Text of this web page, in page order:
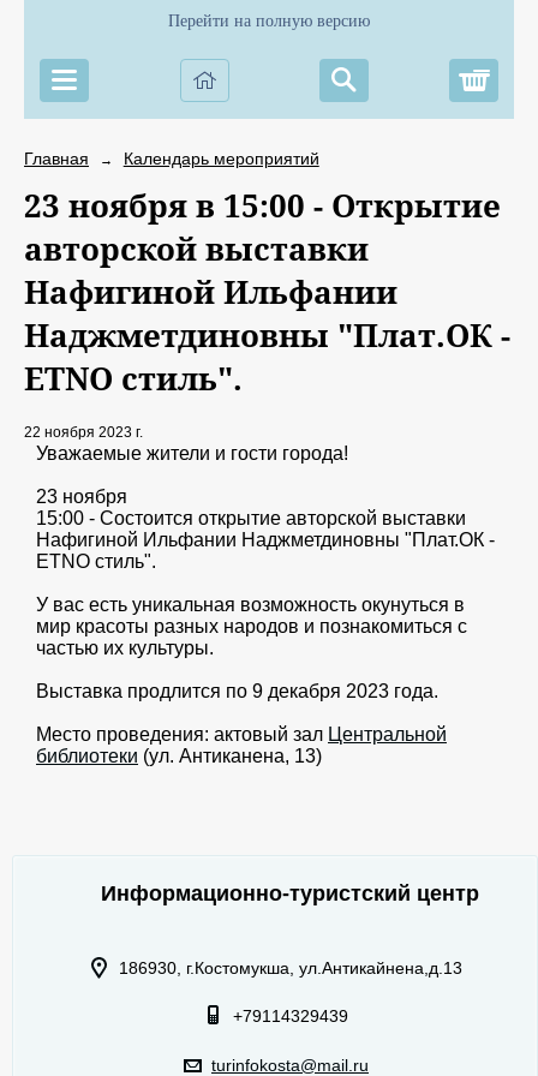
Перейти на полную версию
Главная → Календарь мероприятий
23 ноября в 15:00 - Открытие
авторской выставки
Нафигиной Ильфании
Наджметдиновны "Плат.ОК -
ETNO стиль".
22 ноября 2023 г.
Уважаемые жители и гости города!
23 ноября
15:00 - Состоится открытие авторской выставки
Нафигиной Ильфании Наджметдиновны "Плат.ОК -
ETNO стиль".
У вас есть уникальная возможность окунуться в
мир красоты разных народов и познакомиться с
частью их культуры.
Выставка продлится по 9 декабря 2023 года.
Место проведения: актовый зал Центральной
библиотеки (ул. Антиканена, 13)
Информационно-туристский центр
186930, г.Костомукша, ул.Антикайнена,д.13
+79114329439
turinfokosta@mail.ru